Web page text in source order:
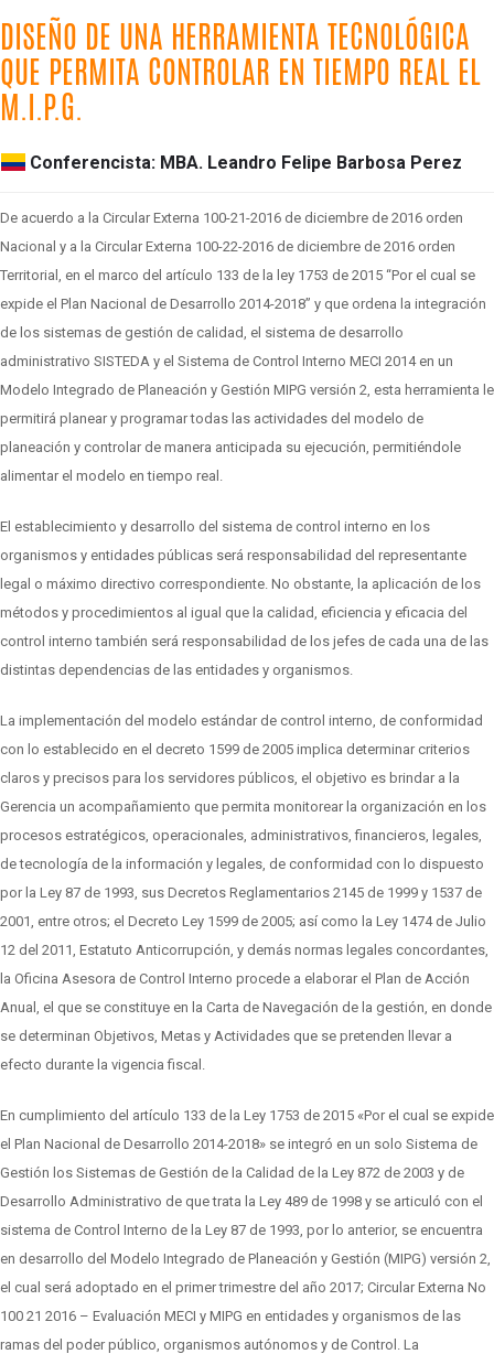
DISEÑO DE UNA HERRAMIENTA TECNOLÓGICA
QUE PERMITA CONTROLAR EN TIEMPO REAL EL
M.I.P.G.
Conferencista: MBA. Leandro Felipe Barbosa Perez
De acuerdo a la Circular Externa 100-21-2016 de diciembre de 2016 orden
Nacional y a la Circular Externa 100-22-2016 de diciembre de 2016 orden
Territorial, en el marco del artículo 133 de la ley 1753 de 2015 “Por el cual se
expide el Plan Nacional de Desarrollo 2014-2018” y que ordena la integración
de los sistemas de gestión de calidad, el sistema de desarrollo
administrativo SISTEDA y el Sistema de Control Interno MECI 2014 en un
Modelo Integrado de Planeación y Gestión MIPG versión 2, esta herramienta le
permitirá planear y programar todas las actividades del modelo de
planeación y controlar de manera anticipada su ejecución, permitiéndole
alimentar el modelo en tiempo real.
El establecimiento y desarrollo del sistema de control interno en los
organismos y entidades públicas será responsabilidad del representante
legal o máximo directivo correspondiente. No obstante, la aplicación de los
métodos y procedimientos al igual que la calidad, eficiencia y eficacia del
control interno también será responsabilidad de los jefes de cada una de las
distintas dependencias de las entidades y organismos.
La implementación del modelo estándar de control interno, de conformidad
con lo establecido en el decreto 1599 de 2005 implica determinar criterios
claros y precisos para los servidores públicos, el objetivo es brindar a la
Gerencia un acompañamiento que permita monitorear la organización en los
procesos estratégicos, operacionales, administrativos, financieros, legales,
de tecnología de la información y legales, de conformidad con lo dispuesto
por la Ley 87 de 1993, sus Decretos Reglamentarios 2145 de 1999 y 1537 de
2001, entre otros; el Decreto Ley 1599 de 2005; así como la Ley 1474 de Julio
12 del 2011, Estatuto Anticorrupción, y demás normas legales concordantes,
la Oficina Asesora de Control Interno procede a elaborar el Plan de Acción
Anual, el que se constituye en la Carta de Navegación de la gestión, en donde
se determinan Objetivos, Metas y Actividades que se pretenden llevar a
efecto durante la vigencia fiscal.
En cumplimiento del artículo 133 de la Ley 1753 de 2015 «Por el cual se expide
el Plan Nacional de Desarrollo 2014-2018» se integró en un solo Sistema de
Gestión los Sistemas de Gestión de la Calidad de la Ley 872 de 2003 y de
Desarrollo Administrativo de que trata la Ley 489 de 1998 y se articuló con el
sistema de Control Interno de la Ley 87 de 1993, por lo anterior, se encuentra
en desarrollo del Modelo Integrado de Planeación y Gestión (MIPG) versión 2,
el cual será adoptado en el primer trimestre del año 2017; Circular Externa No
100 21 2016 – Evaluación MECI y MIPG en entidades y organismos de las
ramas del poder público, organismos autónomos y de Control. La